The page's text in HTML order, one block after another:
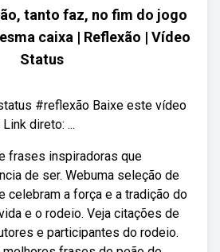
tanto faz, no fim do jogo
caixa | Reflexão | Vídeo
Status
#reflexão Baixe este vídeo
direto: ...
frases inspiradoras que
de ser. Webuma seleção de
celebram a força e a tradição do
e o rodeio. Veja citações de
e participantes do rodeio.